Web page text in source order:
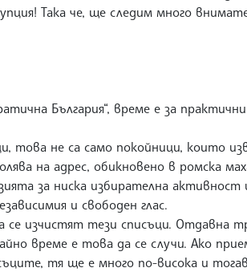
Така че, ще следим много
България“, време е за
не са само покойници, които
на адрес, обикновено в ромска
за ниска избирателна активност
и свободен глас.
изчистят тези списъци. Отдавна
време е това да се случи. Ако
тя ще е много по-висока и